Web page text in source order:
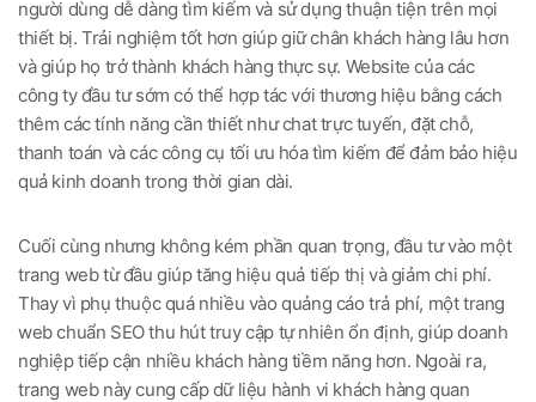
người dùng dễ dàng tìm kiếm và sử dụng thuận tiện trên mọi
thiết bị. Trải nghiệm tốt hơn giúp giữ chân khách hàng lâu hơn
và giúp họ trở thành khách hàng thực sự. Website của các
công ty đầu tư sớm có thể hợp tác với thương hiệu bằng cách
thêm các tính năng cần thiết như chat trực tuyến, đặt chỗ,
thanh toán và các công cụ tối ưu hóa tìm kiếm để đảm bảo hiệu
quả kinh doanh trong thời gian dài.
Cuối cùng nhưng không kém phần quan trọng, đầu tư vào một
trang web từ đầu giúp tăng hiệu quả tiếp thị và giảm chi phí.
Thay vì phụ thuộc quá nhiều vào quảng cáo trả phí, một trang
web chuẩn SEO thu hút truy cập tự nhiên ổn định, giúp doanh
nghiệp tiếp cận nhiều khách hàng tiềm năng hơn. Ngoài ra,
trang web này cung cấp dữ liệu hành vi khách hàng quan